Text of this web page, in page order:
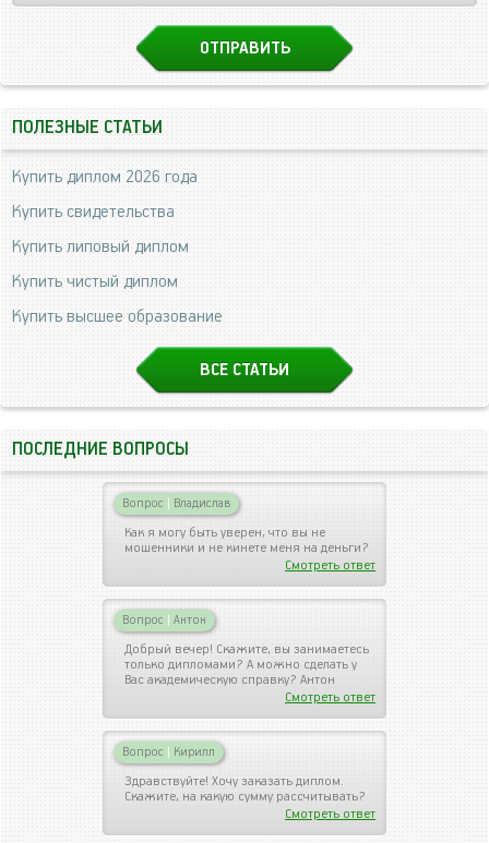
ПОЛЕЗНЫЕ СТАТЬИ
Купить диплом 2026 года
Купить свидетельства
Купить липовый диплом
Купить чистый диплом
Купить высшее образование
ВСЕ СТАТЬИ
ПОСЛЕДНИЕ ВОПРОСЫ
Вопрос | Владислав
Как я могу быть уверен, что вы не
мошенники и не кинете меня на деньги?
Смотреть ответ
Вопрос | Антон
Добрый вечер! Скажите, вы занимаетесь
только дипломами? А можно сделать у
Вас академическую справку? Антон
Смотреть ответ
Вопрос | Кирилл
Здравствуйте! Хочу заказать диплом.
Скажите, на какую сумму рассчитывать?
Смотреть ответ